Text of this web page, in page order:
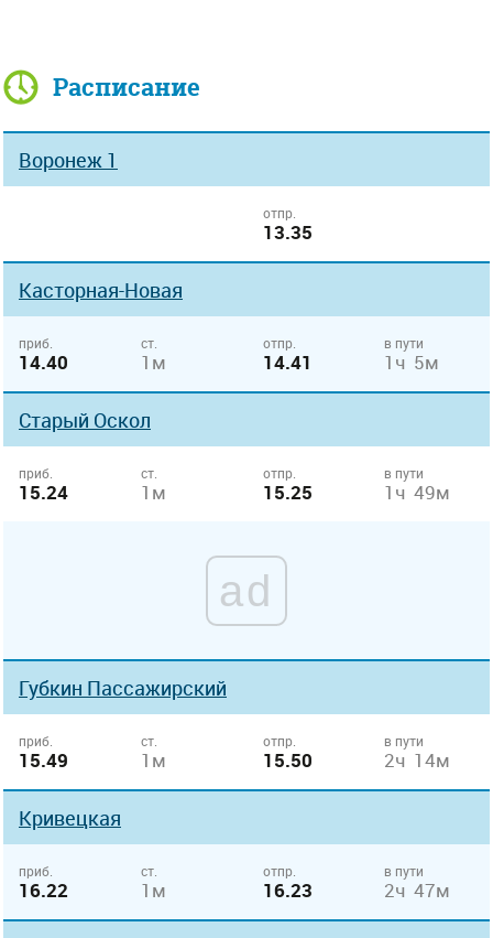
Расписание
Воронеж 1
отпр.
13.35
Касторная-Новая
приб.
14.40
ст.
1м
отпр.
14.41
в пути
1ч 5м
Старый Оскол
приб.
15.24
ст.
1м
отпр.
15.25
в пути
1ч 49м
ad
Губкин Пассажирский
приб.
15.49
ст.
1м
отпр.
15.50
в пути
2ч 14м
Кривецкая
приб.
16.22
ст.
1м
отпр.
16.23
в пути
2ч 47м